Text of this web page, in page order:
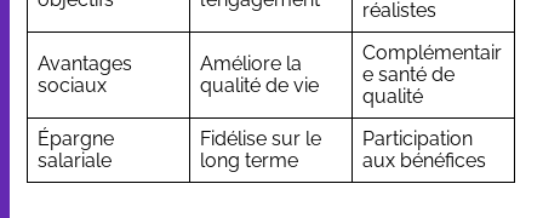
réalistes
Avantages
sociaux
Améliore la
qualité de vie
Complémentair
e santé de
qualité
Épargne
salariale
Fidélise sur le
long terme
Participation
aux bénéfices